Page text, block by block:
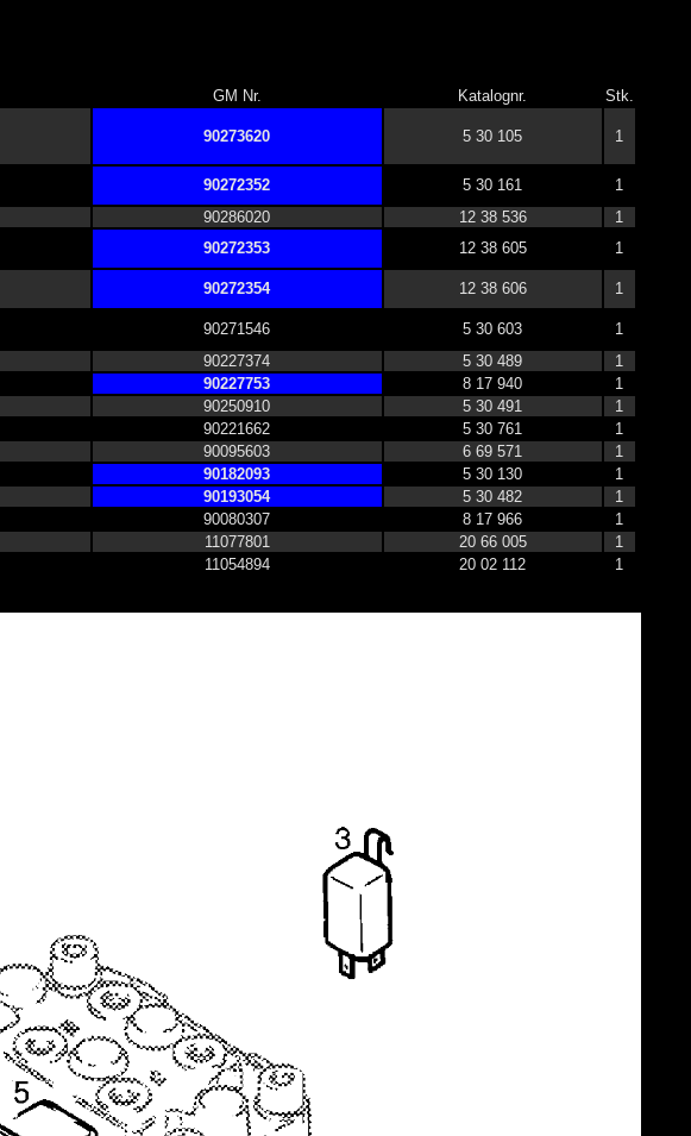
GM Nr. Katalognr. Stk.
90273620 5 30 105 1
90272352 5 30 161
1
90286020 12 38 536
1
90272353 12 38 605 1
90272354 12 38 606 1
90271546 5 30 603
1
90227374 5 30 489
1
90227753 8 17 940
1
90250910 5 30 491
1
90221662 5 30 761
1
90095603 6 69 571
1
90182093 5 30 130
1
90193054 5 30 482
1
90080307 8 17 966
1
11077801 20 66 005
1
11054894 20 02 112 1